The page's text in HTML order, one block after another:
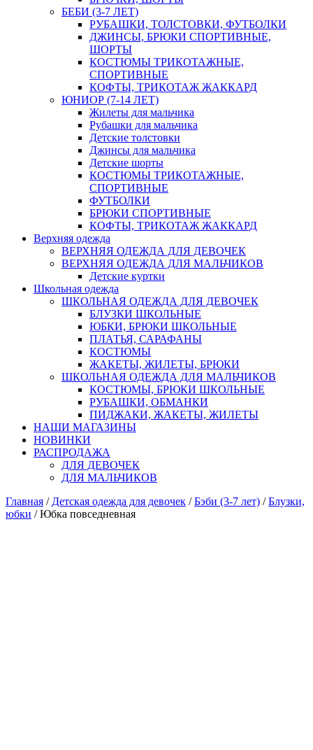
БЕБИ (3-7 ЛЕТ)
РУБАШКИ, ТОЛСТОВКИ, ФУТБОЛКИ
ДЖИНСЫ, БРЮКИ СПОРТИВНЫЕ,
ШОРТЫ
КОСТЮМЫ ТРИКОТАЖНЫЕ,
СПОРТИВНЫЕ
КОФТЫ, ТРИКОТАЖ ЖАККАРД
ЮНИОР (7-14 ЛЕТ)
Жилеты для мальчика
Рубашки для мальчика
Детские толстовки
Джинсы для мальчика
Детские шорты
КОСТЮМЫ ТРИКОТАЖНЫЕ,
СПОРТИВНЫЕ
ФУТБОЛКИ
БРЮКИ СПОРТИВНЫЕ
КОФТЫ, ТРИКОТАЖ ЖАККАРД
Верхняя одежда
ВЕРХНЯЯ ОДЕЖДА ДЛЯ ДЕВОЧЕК
ВЕРХНЯЯ ОДЕЖДА ДЛЯ МАЛЬЧИКОВ
Детские куртки
Школьная одежда
ШКОЛЬНАЯ ОДЕЖДА ДЛЯ ДЕВОЧЕК
БЛУЗКИ ШКОЛЬНЫЕ
ЮБКИ, БРЮКИ ШКОЛЬНЫЕ
ПЛАТЬЯ, САРАФАНЫ
КОСТЮМЫ
ЖАКЕТЫ, ЖИЛЕТЫ, БРЮКИ
ШКОЛЬНАЯ ОДЕЖДА ДЛЯ МАЛЬЧИКОВ
КОСТЮМЫ, БРЮКИ ШКОЛЬНЫЕ
РУБАШКИ, ОБМАНКИ
ПИДЖАКИ, ЖАКЕТЫ, ЖИЛЕТЫ
НАШИ МАГАЗИНЫ
НОВИНКИ
РАСПРОДАЖА
ДЛЯ ДЕВОЧЕК
ДЛЯ МАЛЬЧИКОВ
Главная / Детская одежда для девочек /Бэби (3-7 лет) /Блузки,
юбки / Юбка повседневная